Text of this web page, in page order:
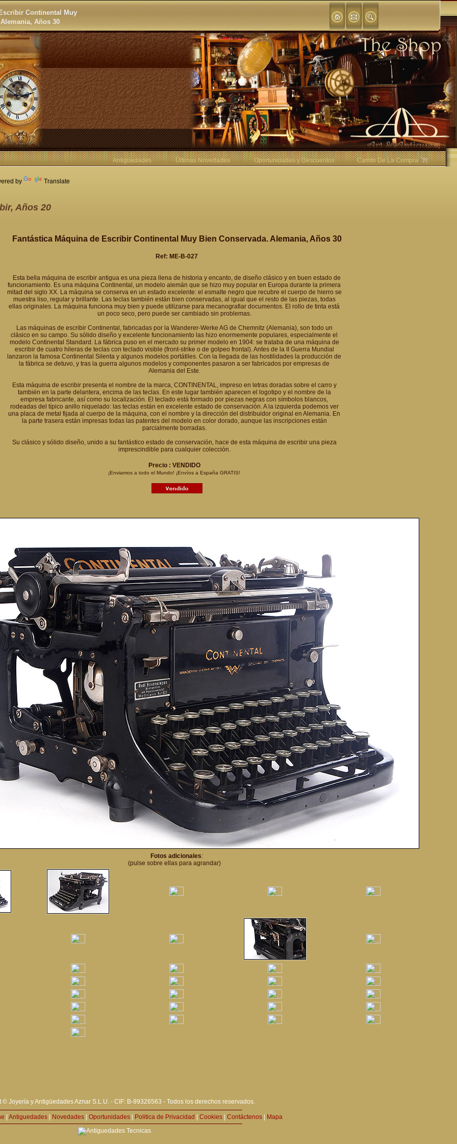
Continental Muy
Años 30
by Translate
Antigüedades Últimas Novedades Oportunidades y Descuentos Carrito De La Compra
Años 20
Fantástica Máquina de Escribir Continental Muy Bien Conservada. Alemania, Años 30
Ref: ME-B-027
Esta bella máquina de escribir antigua es una pieza llena de historia y encanto, de diseño clásico y en buen estado de
funcionamiento. Es una máquina Continental, un modelo alemán que se hizo muy popular en Europa durante la primera
mitad del siglo XX. La máquina se conserva en un estado excelente: el esmalte negro que recubre el cuerpo de hierro se
muestra liso, regular y brillante. Las teclas también están bien conservadas, al igual que el resto de las piezas, todas
ellas originales. La máquina funciona muy bien y puede utilizarse para mecanografiar documentos. El rollo de tinta está
un poco seco, pero puede ser cambiado sin problemas.
Las máquinas de escribir Continental, fabricadas por la Wanderer-Werke AG de Chemnitz (Alemania), son todo un
clásico en su campo. Su sólido diseño y excelente funcionamiento las hizo enormemente populares, especialmente el
modelo Continental Standard. La fábrica puso en el mercado su primer modelo en 1904: se trataba de una máquina de
escribir de cuatro hileras de teclas con teclado visible (front-strike o de golpeo frontal). Antes de la II Guerra Mundial
lanzaron la famosa Continental Silenta y algunos modelos portátiles. Con la llegada de las hostilidades la producción de
la fábrica se detuvo, y tras la guerra algunos modelos y componentes pasaron a ser fabricados por empresas de
Alemania del Este.
Esta máquina de escribir presenta el nombre de la marca, CONTINENTAL, impreso en letras doradas sobre el carro y
también en la parte delantera, encima de las teclas. En este lugar también aparecen el logotipo y el nombre de la
empresa fabricante, así como su localización. El teclado está formado por piezas negras con símbolos blancos,
rodeadas del típico anillo niquelado: las teclas están en excelente estado de conservación. A la izquierda podemos ver
una placa de metal fijada al cuerpo de la máquina, con el nombre y la dirección del distribuidor original en Alemania. En
la parte trasera están impresas todas las patentes del modelo en color dorado, aunque las inscripciones están
parcialmente borradas.
Su clásico y sólido diseño, unido a su fantástico estado de conservación, hace de esta máquina de escribir una pieza
imprescindible para cualquier colección.
Precio : VENDIDO
¡Enviamos a todo el Mundo! ¡Envíos a España GRATIS!
Fotos adicionales:
(pulse sobre ellas para agrandar)
© Joyería y Antigüedades Aznar S.L.U. - CIF: B-99326563 - Todos los derechos reservados.
Antiguedades Novedades Oportunidades Politica de Privacidad Cookies Contáctenos Mapa